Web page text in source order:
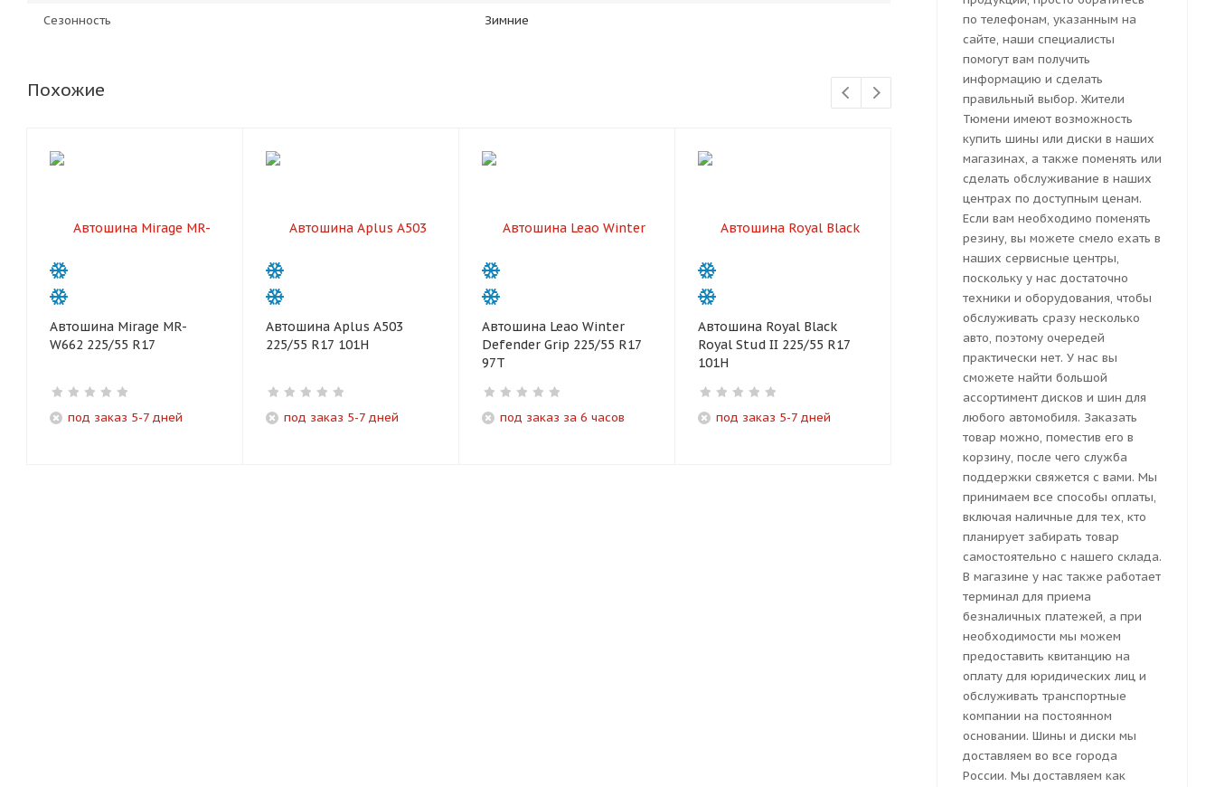
Сезонность Зимние
Похожие
Автошина Mirage MR-
W662 225/55 R17
под заказ 5-7 дней
Автошина Aplus A503
225/55 R17 101H
под заказ 5-7 дней
Автошина Leao Winter
Defender Grip 225/55 R17
97T
под заказ за 6 часов
Автошина Royal Black
Royal Stud II 225/55 R17
101H
под заказ 5-7 дней
Автошина Sonix Winter X
Pro Studs 69 225/55 R17
под заказ 7-10 дней
Автошина
по телефонам, указанным на
сайте, наши специалисты
помогут вам получить
информацию и сделать
правильный выбор. Жители
Тюмени имеют возможность
купить шины или диски в наших
магазинах, а также поменять или
сделать обслуживание в наших
центрах по доступным ценам.
Если вам необходимо поменять
резину, вы можете смело ехать в
наших сервисные центры,
поскольку у нас достаточно
техники и оборудования, чтобы
обслуживать сразу несколько
авто, поэтому очередей
практически нет. У нас вы
сможете найти большой
ассортимент дисков и шин для
любого автомобиля. Заказать
товар можно, поместив его в
корзину, после чего служба
поддержки свяжется с вами. Мы
принимаем все способы оплаты,
включая наличные для тех, кто
планирует забирать товар
самостоятельно с нашего склада.
В магазине у нас также работает
терминал для приема
безналичных платежей, а при
необходимости мы можем
предоставить квитанцию на
оплату для юридических лиц и
обслуживать транспортные
компании на постоянном
основании. Шины и диски мы
доставляем во все города
России. Мы доставляем как